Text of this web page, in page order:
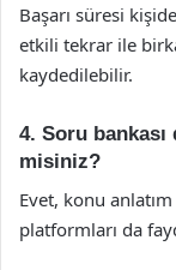
Başarı süresi
etkili tekrar ile
kaydedilebilir.
4. Soru bankası
misiniz?
Evet, konu
platformları da